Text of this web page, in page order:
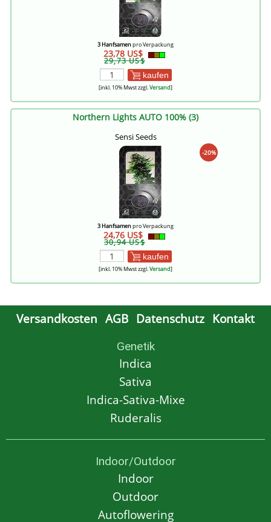
3 Hanfsamenpro Verpackung
23,78 US$
29,73 US$
kaufen
[inkl. 10% Mwst zzgl.Versand]
Northern Lights AUTO 100% (3)
Sensi Seeds
-20%
3 Hanfsamenpro Verpackung
24,76 US$
30,94 US$
kaufen
[inkl. 10% Mwst zzgl.Versand]
Versandkosten AGB Datenschutz Kontakt
Genetik
Indica
Sativa
Indica-Sativa-Mixe
Ruderalis
Indoor/Outdoor
Indoor
Outdoor
Autoflowering